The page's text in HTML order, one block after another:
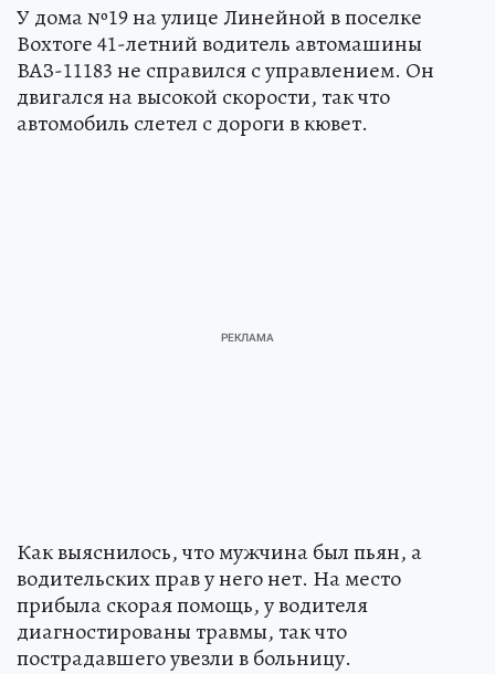
У дома №19 на улице Линейной в поселке
Вохтоге 41-летний водитель автомашины
ВАЗ-11183 не справился с управлением. Он
двигался на высокой скорости, так что
автомобиль слетел с дороги в кювет.
Как выяснилось, что мужчина был пьян, а
водительских прав у него нет. На место
прибыла скорая помощь, у водителя
диагностированы травмы, так что
пострадавшего увезли в больницу.